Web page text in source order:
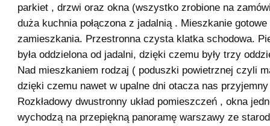
parkiet , drzwi oraz okna (wszystko zrobione na
duża kuchnia połączona z jadalnią . Mieszkanie gotowe
zamieszkania. Przestronna czysta klatka schodowa.
była oddzielona od jadalni, dzięki czemu były trzy
Nad mieszkaniem rodzaj ( poduszki powietrznej czyli
dzięki czemu nawet w upalne dni otacza nas przyjemny
Rozkładowy dwustronny układ pomieszczeń , okna
wychodzą na przepiękną panoramę warszawy ze